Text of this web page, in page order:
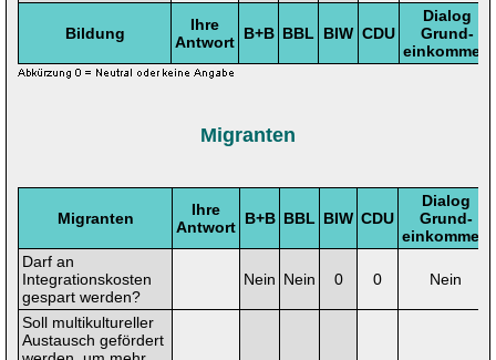
Bildung
Ihre
Antwort B+B BBL BIW CDU
Dialog
Grund-
einkommen
Migranten
Migranten
Ihre
Antwort B+B BBL BIW CDU
Dialog
Grund-
einkommen
Darf an
Integrationskosten
gespart werden?
Nein Nein 0 0 Nein
Soll multikultureller
Austausch gefördert